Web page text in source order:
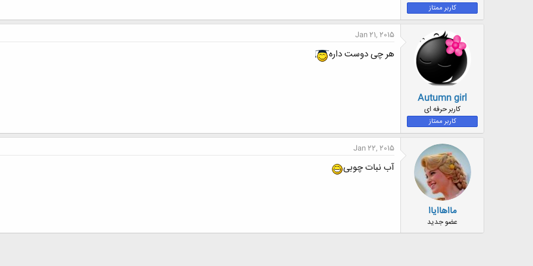
کاربر ممتاز
Autumn girl
کاربر حرفه ای
کاربر ممتاز
Jan 21, 2015
هر چی دوست داره
مااهاایاا
عضو جدید
Jan 22, 2015
آب نبات چوبی